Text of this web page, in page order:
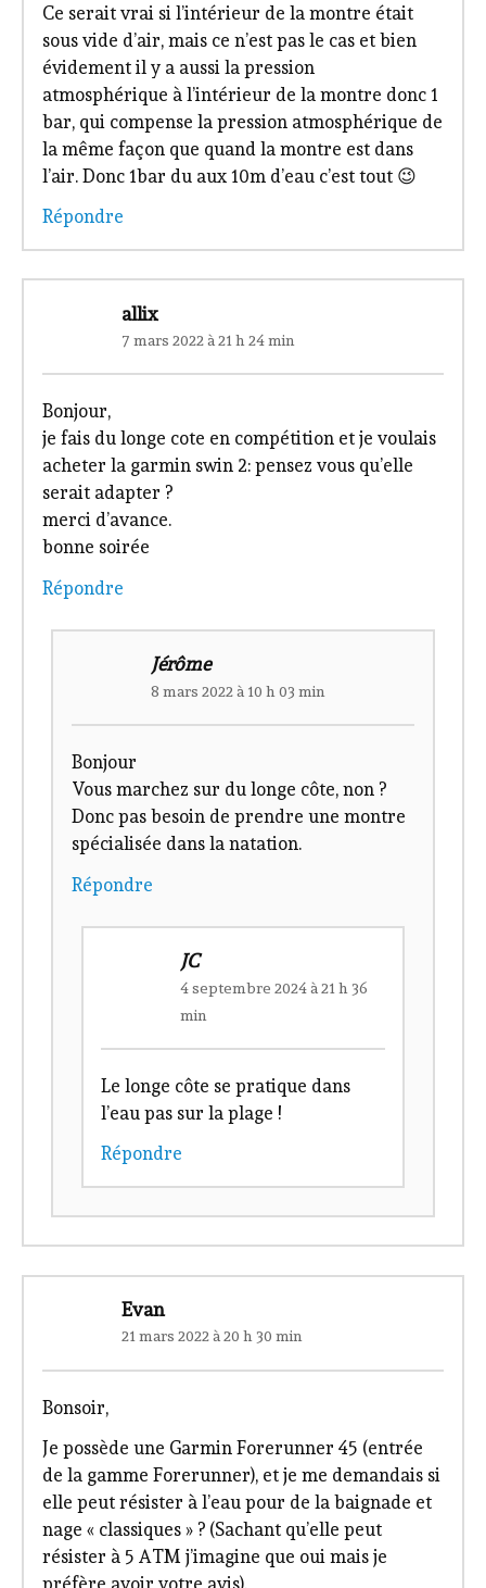
Ce serait vrai si l’intérieur de la montre était
sous vide d’air, mais ce n’est pas le cas et bien
évidement il y a aussi la pression
atmosphérique à l’intérieur de la montre donc 1
bar, qui compense la pression atmosphérique de
la même façon que quand la montre est dans
l’air. Donc 1bar du aux 10m d’eau c’est tout 😉
Répondre
allix
7 mars 2022 à 21 h 24 min
Bonjour,
je fais du longe cote en compétition et je voulais
acheter la garmin swin 2: pensez vous qu’elle
serait adapter ?
merci d’avance.
bonne soirée
Répondre
Jérôme
8 mars 2022 à 10 h 03 min
Bonjour
Vous marchez sur du longe côte, non ?
Donc pas besoin de prendre une montre
spécialisée dans la natation.
Répondre
JC
4 septembre 2024 à 21 h 36
min
Le longe côte se pratique dans
l’eau pas sur la plage !
Répondre
Evan
21 mars 2022 à 20 h 30 min
Bonsoir,
Je possède une Garmin Forerunner 45 (entrée
de la gamme Forerunner), et je me demandais si
elle peut résister à l’eau pour de la baignade et
nage « classiques » ? (Sachant qu’elle peut
résister à 5 ATM j’imagine que oui mais je